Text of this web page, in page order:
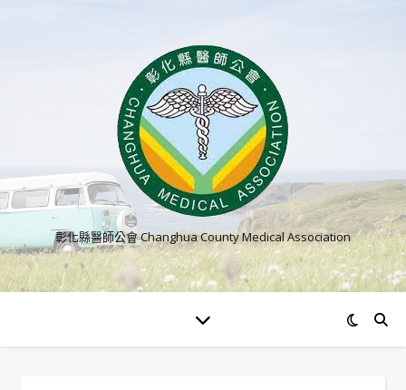
彰化縣醫師公會 Changhua County Medical Association